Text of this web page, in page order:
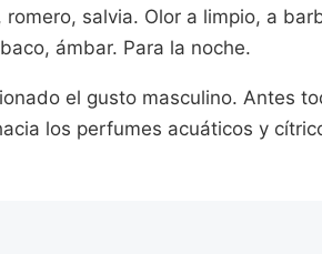
romero, salvia. Olor a limpio, a
ámbar. Para la noche.
el gusto masculino. Antes
los perfumes acuáticos y